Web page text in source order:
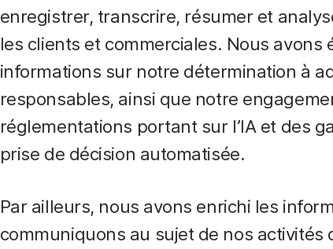
enregistrer, transcrire, résumer et
les clients et commerciales. Nous avons
informations sur notre détermination à
responsables, ainsi que notre
réglementations portant sur l’IA et des
prise de décision automatisée.
Par ailleurs, nous avons enrichi les
communiquons au sujet de nos activités